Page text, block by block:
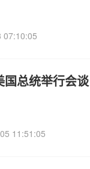
07:10:05
国总统举行会
11:51:05